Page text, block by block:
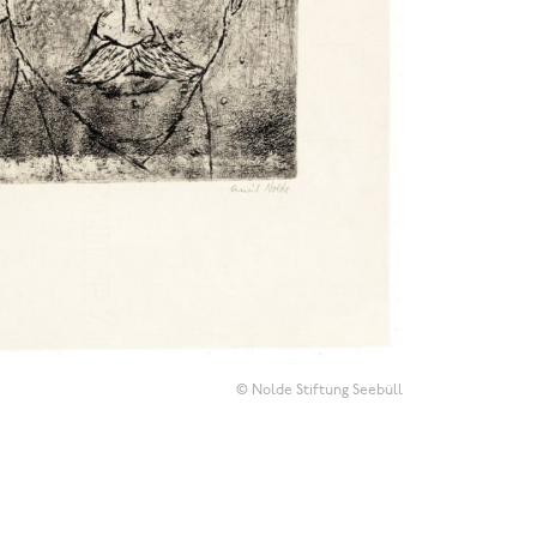
© Nolde Stiftung Seebüll